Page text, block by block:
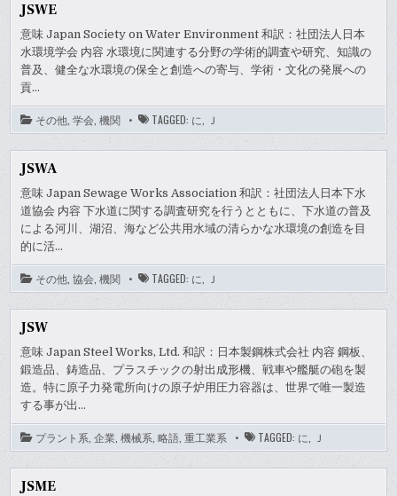
JSWE
意味 Japan Society on Water Environment 和訳：社団法人日本
水環境学会 内容 水環境に関連する分野の学術的調査や研究、知識の
普及、健全な水環境の保全と創造への寄与、学術・文化の発展への
貢…
その他 ,学会 ,機関 TAGGED: に Ｊ
JSWA
意味 Japan Sewage Works Association 和訳：社団法人日本下水
道協会 内容 下水道に関する調査研究を行うとともに、下水道の普及
による河川、湖沼、海など公共用水域の清らかな水環境の創造を目
的に活…
その他 ,協会 ,機関 TAGGED: に Ｊ
JSW
意味 Japan Steel Works, Ltd. 和訳：日本製鋼株式会社 内容 鋼板、
鍛造品、鋳造品、プラスチックの射出成形機、戦車や艦艇の砲を製
造。特に原子力発電所向けの原子炉用圧力容器は、世界で唯一製造
する事が出…
プラント系 ,企業 ,機械系 ,略語 ,重工業系 TAGGED: に Ｊ
JSME